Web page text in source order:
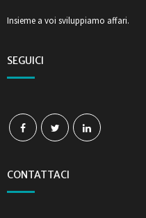
Insieme a voi sviluppiamo affari.
SEGUICI
CONTATTACI